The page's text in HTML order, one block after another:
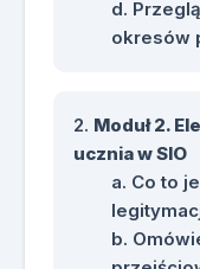
okresów
Moduł 2.
ucznia w SIO
Co to